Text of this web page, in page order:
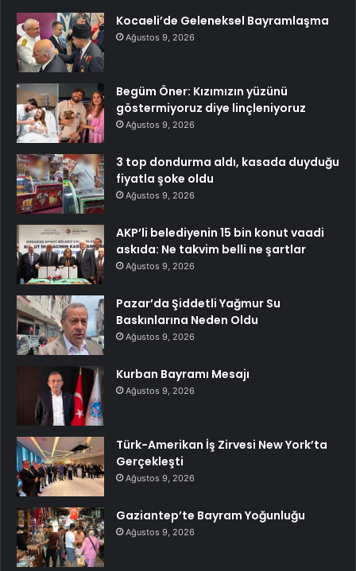
Kocaeli’de Geleneksel Bayramlaşma
Ağustos 9, 2026
Begüm Öner: Kızımızın yüzünü
göstermiyoruz diye linçleniyoruz
Ağustos 9, 2026
3 top dondurma aldı, kasada duyduğu
fiyatla şoke oldu
Ağustos 9, 2026
AKP’li belediyenin 15 bin konut vaadi
askıda: Ne takvim belli ne şartlar
Ağustos 9, 2026
Pazar’da Şiddetli Yağmur Su
Baskınlarına Neden Oldu
Ağustos 9, 2026
Kurban Bayramı Mesajı
Ağustos 9, 2026
Türk-Amerikan İş Zirvesi New York’ta
Gerçekleşti
Ağustos 9, 2026
Gaziantep’te Bayram Yoğunluğu
Ağustos 9, 2026